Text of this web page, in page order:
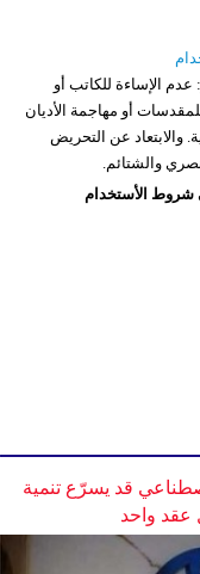
عدم الإساءة للكاتب أو
أو مهاجمة الأديان
والابتعاد عن التحريض
والشتائم.
شروط الأستخدام
قد يسرّع تنمية
عقد واحد